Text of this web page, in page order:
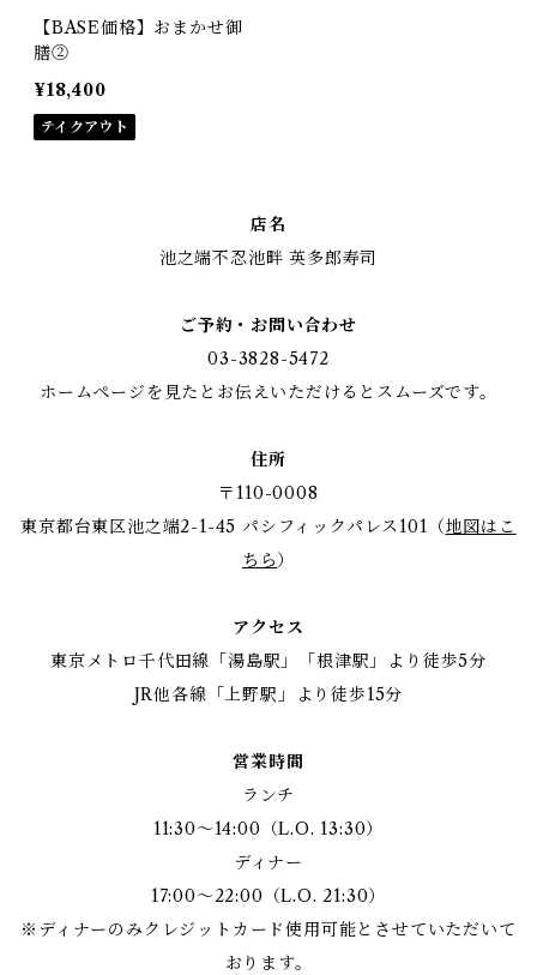
【BASE価格】おまかせ御
膳②
¥18,400
テイクアウト
店名
池之端不忍池畔 英多郎寿司
ご予約・お問い合わせ
03-3828-5472
ホームページを見たとお伝えいただけるとスムーズです。
住所
〒110-0008
東京都台東区池之端2-1-45 パシフィックパレス101（地図はこ
ちら）
アクセス
東京メトロ千代田線「湯島駅」「根津駅」より徒歩5分
JR他各線「上野駅」より徒歩15分
営業時間
ランチ
11:30～14:00（L.O. 13:30）
ディナー
17:00～22:00（L.O. 21:30）
※ディナーのみクレジットカード使用可能とさせていただいて
おります。